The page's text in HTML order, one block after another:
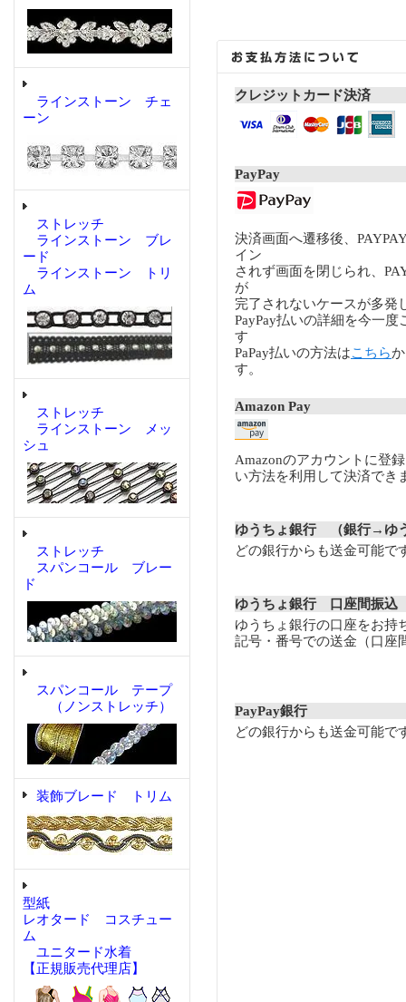
ラインストーン チェ
ーン
ストレッチ
ラインストーン ブレ
ード
ラインストーン トリ
ム
ストレッチ
ラインストーン メッ
シュ
ストレッチ
スパンコール ブレー
ド
スパンコール テープ
（ノンストレッチ）
装飾ブレード トリム
型紙
レオタード コスチュー
ム
ユニタード水着
【正規販売代理店】
クレジットカード決済
PayPay
決済画面へ遷移後、
イン
されず画面を閉じられ、
が
完了されないケースが多発
PayPay払いの詳細を今一度
す
PaPay払いの方法はこちら
す。
Amazon Pay
Amazonのアカウントに登
い方法を利用して決済でき
ゆうちょ銀行 （銀行→ゆ
どの銀行からも送金可能で
ゆうちょ銀行 口座間振込
ゆうちょ銀行の口座をお持
記号・番号での送金（口座
PayPay銀行
どの銀行からも送金可能で